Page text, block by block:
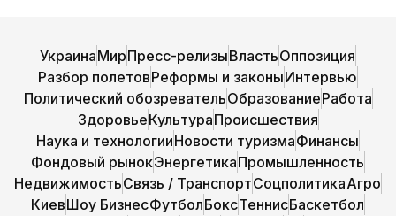
УкраинаМирПресс-релизыВластьОппозиция
Разбор полетовРеформы и законыИнтервью
Политический обозревательОбразованиеРабота
ЗдоровьеКультураПроисшествия
Наука и технологииНовости туризмаФинансы
Фондовый рынокЭнергетикаПромышленность
НедвижимостьСвязь / ТранспортСоцполитикаАгро
КиевШоу БизнесФутболБоксТеннисБаскетбол